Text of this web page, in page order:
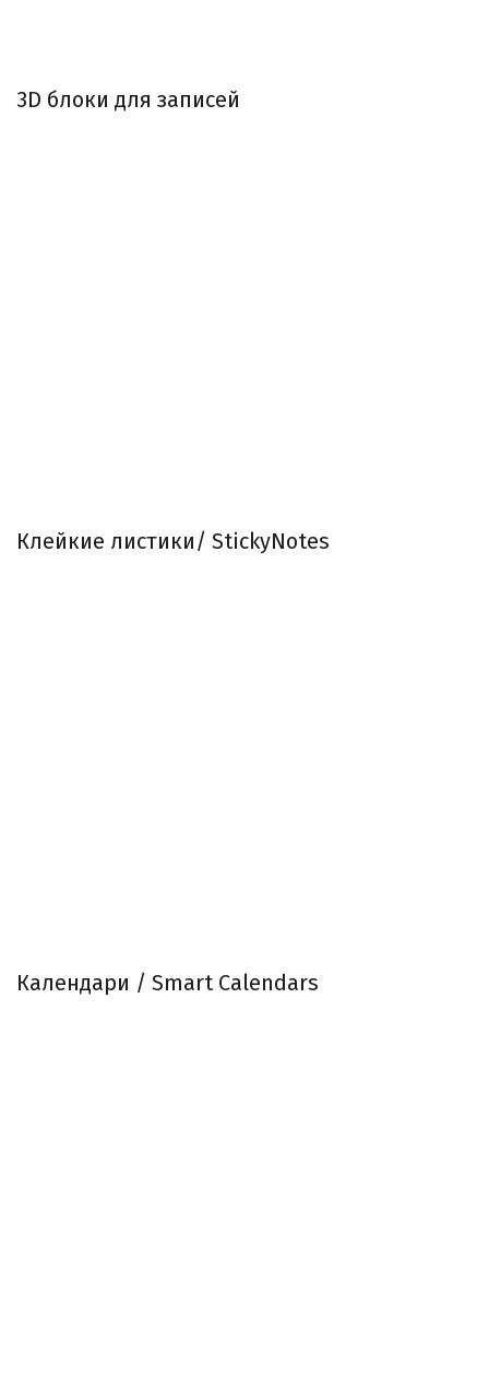
3D блоки для записей
Клейкие листики/ StickyNotes
Календари / Smart Calendars